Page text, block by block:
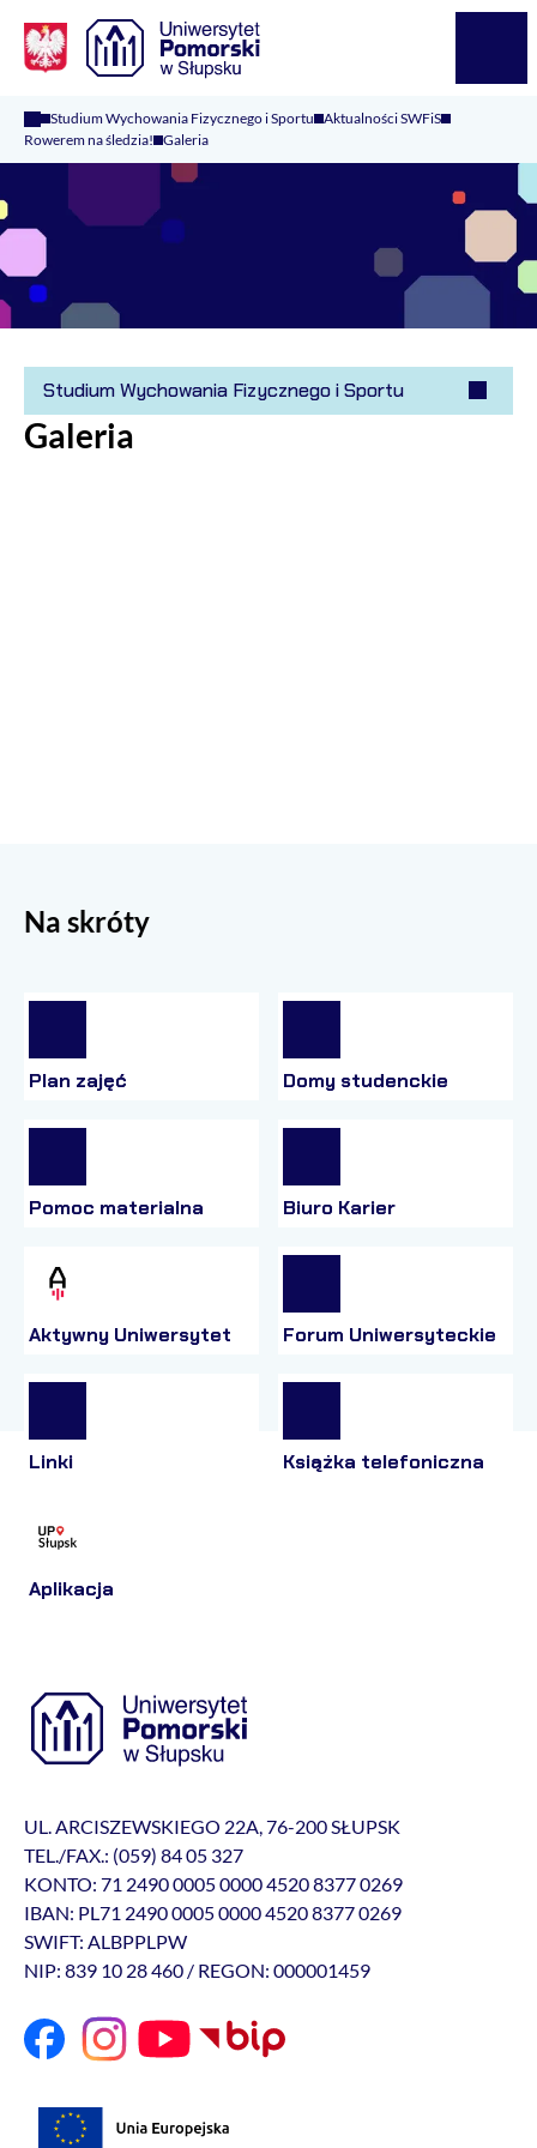
Studium Wychowania Fizycznego i Sportu Aktualności SWFiS
Rowerem na śledzia! Galeria
Studium Wychowania Fizycznego i Sportu
Galeria
Na skróty
Plan zajęć Domy studenckie
Pomoc materialna Biuro Karier
Aktywny Uniwersytet Forum Uniwersyteckie
Linki Książka telefoniczna
Aplikacja
UL. ARCISZEWSKIEGO 22A, 76-200 SŁUPSK
TEL./FAX.: (059) 84 05 327
KONTO: 71 2490 0005 0000 4520 8377 0269
IBAN: PL71 2490 0005 0000 4520 8377 0269
SWIFT: ALBPPLPW
NIP: 839 10 28 460 / REGON: 000001459